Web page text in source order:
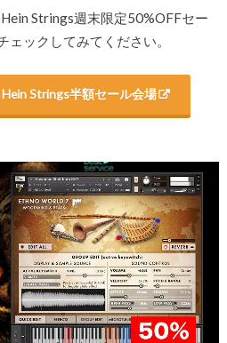
Strings週末限定50%OFFセー
ェックしてみてください。
Hein Strings半額セール会場